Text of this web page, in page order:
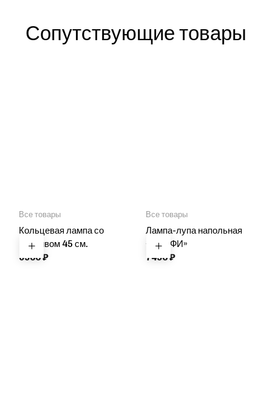
Сопутствующие товары
Все товары
Кольцевая лампа со
штативом 45 см.
6900₽
Все товары
Лампа-лупа напольная
«ПРОФИ»
7490₽